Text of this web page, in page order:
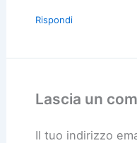
Rispondi
Lascia un
Il tuo indirizzo